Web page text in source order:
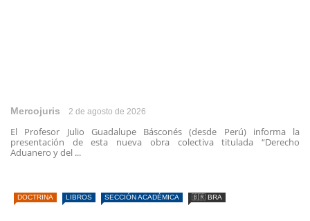
Mercojuris 2 de agosto de 2026
El Profesor Julio Guadalupe Básconés (desde Perú) informa la
presentación de esta nueva obra colectiva titulada “Derecho
Aduanero y del ...
DOCTRINA LIBROS SECCIÓN ACADÉMICA 🇧🇷 BRA